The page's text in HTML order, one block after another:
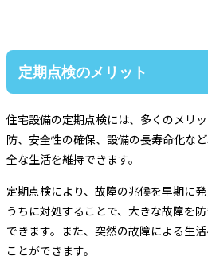
定期点検のメリット
住宅設備の定期点検には、多くのメリ
防、安全性の確保、設備の長寿命化な
全な生活を維持できます。
定期点検により、故障の兆候を早期に
うちに対処することで、大きな故障を
できます。また、突然の故障による生
ことができます。